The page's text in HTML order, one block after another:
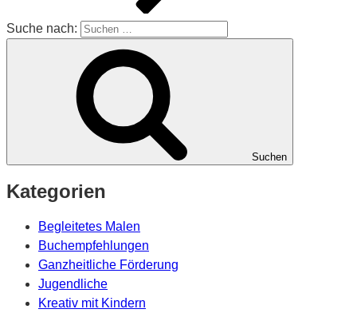
Suche nach:
Suchen
Kategorien
Begleitetes Malen
Buchempfehlungen
Ganzheitliche Förderung
Jugendliche
Kreativ mit Kindern